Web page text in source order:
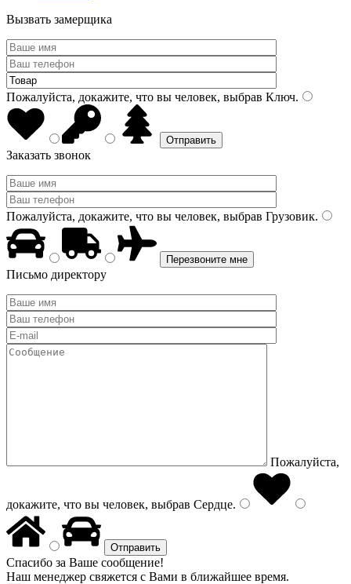
Вызвать замерщика
Пожалуйста, докажите, что вы человек, выбрав Ключ.
Заказать звонок
Пожалуйста, докажите, что вы человек, выбрав Грузовик.
Письмо директору
Пожалуйста,
докажите, что вы человек, выбрав Сердце.
Спасибо за Ваше сообщение!
Наш менеджер свяжется с Вами в ближайшее время.